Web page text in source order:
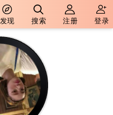
发现 搜索 注册 登录